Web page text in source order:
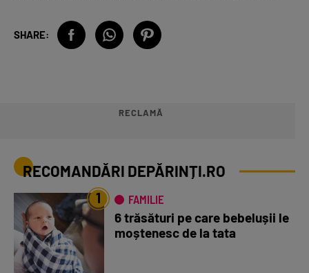
SHARE:
RECLAMĂ
RECOMANDĂRI DEPĂRINȚI.RO
1 FAMILIE
6 trăsături pe care bebelușii le
moștenesc de la tata